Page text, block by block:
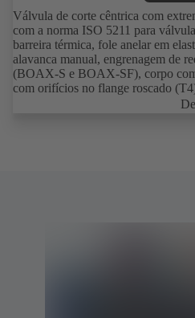
Válvula de corte cêntrica com
com a norma ISO 5211 para
barreira térmica, fole anelar em
alavanca manual, engrenagem de
(BOAX-S e BOAX-SF), corpo
com orifícios no flange roscado
como válvula final, disco de